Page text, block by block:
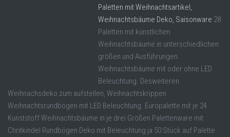
Paletten mit Weihnachtsartikel,
Weihnachtsbäume Deko, Saisonware 28
Paletten mit künstlichen
Weihnachtsbäume in unterschiedlichen
größen und Ausführungen.
Weihnachtsbäume mit oder ohne LED
Beleuchtung. Desweiteren
Weihnachsdeko zum aufstellen, Weihnachtskrippen
Weihnachtsrundbögen mit LED Beleuchtung. Europalette mit je 24
Kunststoff Weihnachtsbäume in je drei Größen Palettenware mit
Chritkindel Rundbögen Deko mit Beleuchtung ja 50 Stück auf Palette